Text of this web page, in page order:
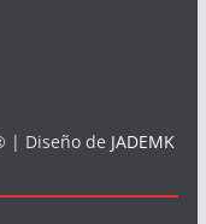
| Diseño de JADEMK